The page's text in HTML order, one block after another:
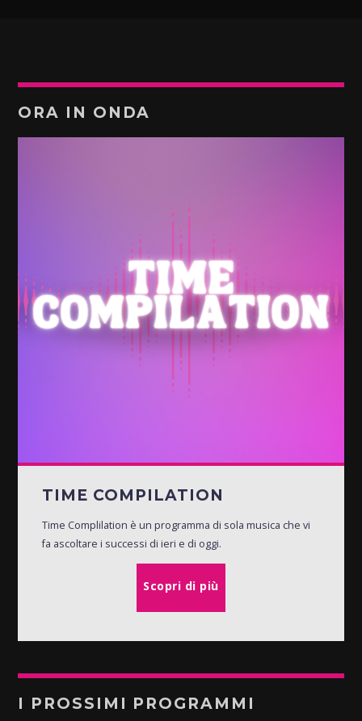
ORA IN ONDA
TIME COMPILATION
Time Complilation è un programma di sola musica che vi
fa ascoltare i successi di ieri e di oggi.
Scopri di più
I PROSSIMI PROGRAMMI